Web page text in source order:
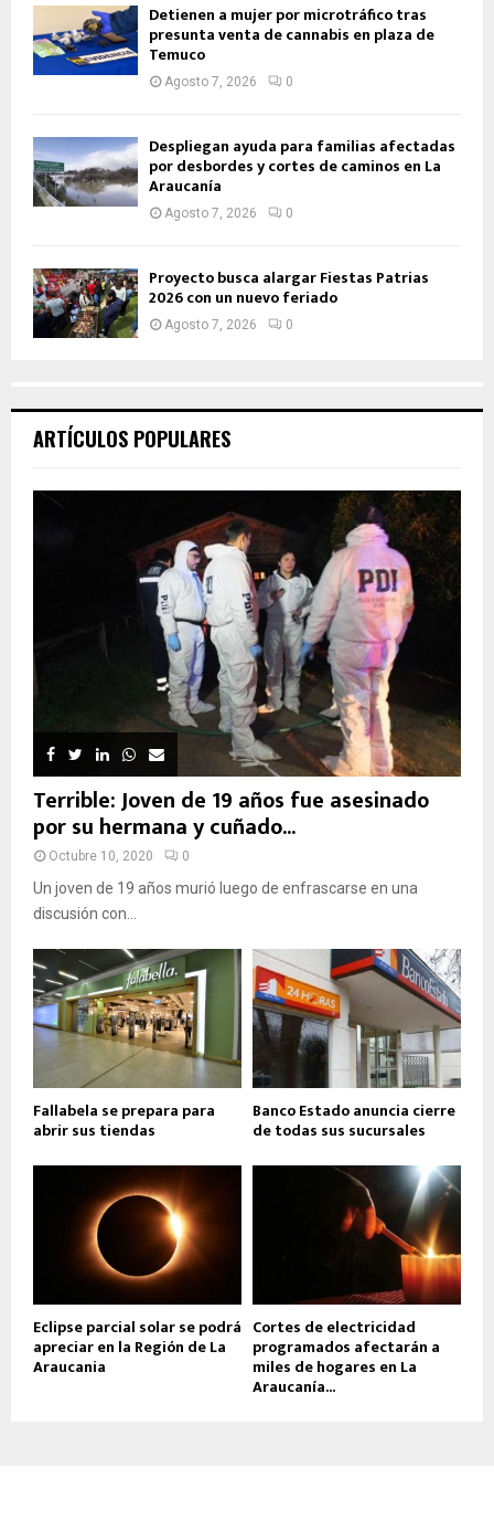
Detienen a mujer por microtráfico tras
presunta venta de cannabis en plaza de
Temuco
Agosto 7, 2026 0
Despliegan ayuda para familias afectadas
por desbordes y cortes de caminos en La
Araucanía
Agosto 7, 2026 0
Proyecto busca alargar Fiestas Patrias
2026 con un nuevo feriado
Agosto 7, 2026 0
ARTÍCULOS POPULARES
Terrible: Joven de 19 años fue asesinado
por su hermana y cuñado...
Octubre 10, 2020 0
Un joven de 19 años murió luego de enfrascarse en una
discusión con...
Fallabela se prepara para
abrir sus tiendas
Banco Estado anuncia cierre
de todas sus sucursales
Eclipse parcial solar se podrá
apreciar en la Región de La
Araucania
Cortes de electricidad
programados afectarán a
miles de hogares en La
Araucanía...